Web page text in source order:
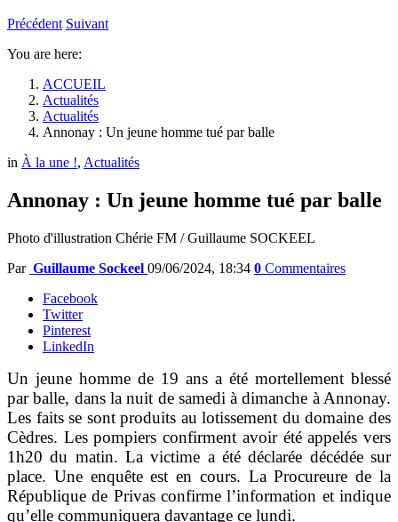
Précédent Suivant
You are here:
ACCUEIL
Actualités
Actualités
Annonay : Un jeune homme tué par balle
in À la une !, Actualités
Annonay : Un jeune homme tué par balle
Photo d'illustration Chérie FM / Guillaume SOCKEEL
Par Guillaume Sockeel 09/06/2024, 18:34 0 Commentaires
Facebook
Twitter
Pinterest
LinkedIn
Un jeune homme de 19 ans a été mortellement blessé
par balle, dans la nuit de samedi à dimanche à Annonay.
Les faits se sont produits au lotissement du domaine des
Cèdres. Les pompiers confirment avoir été appelés vers
1h20 du matin. La victime a été déclarée décédée sur
place. Une enquête est en cours. La Procureure de la
République de Privas confirme l’information et indique
qu’elle communiquera davantage ce lundi.